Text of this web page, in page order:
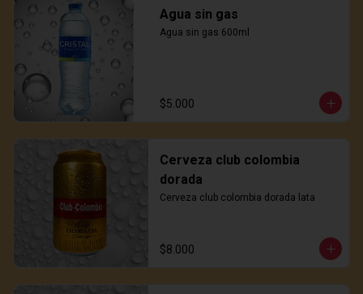
Agua sin gas
Agua sin gas 600ml
$5.000
Cerveza club colombia
dorada
Cerveza club colombia dorada lata
$8.000